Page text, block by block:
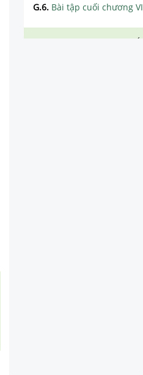
G.6. Bài tập cuối chương VI